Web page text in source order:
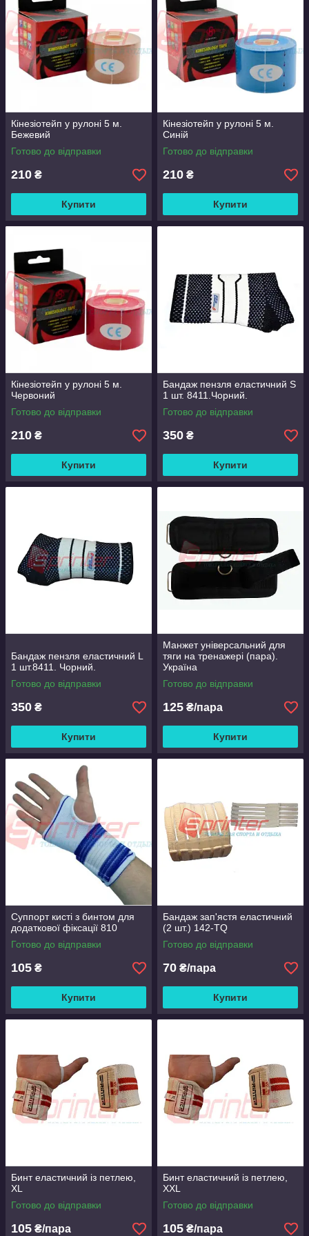
Кінезіотейп у рулоні 5 м.
Бежевий
Готово до відправки
210 ₴
Купити
Кінезіотейп у рулоні 5 м.
Синій
Готово до відправки
210 ₴
Купити
Кінезіотейп у рулоні 5 м.
Червоний
Готово до відправки
210 ₴
Купити
Бандаж пензля еластичний S
1 шт. 8411.Чорний.
Готово до відправки
350 ₴
Купити
Бандаж пензля еластичний L
1 шт.8411. Чорний.
Готово до відправки
350 ₴
Купити
Манжет універсальний для
тяги на тренажері (пара).
Україна
Готово до відправки
125 ₴/пара
Купити
Суппорт кисті з бинтом для
додаткової фіксації 810
Готово до відправки
105 ₴
Купити
Бандаж зап'ястя еластичний
(2 шт.) 142-TQ
Готово до відправки
70 ₴/пара
Купити
Бинт еластичний із петлею,
XL
Готово до відправки
105 ₴/пара
Бинт еластичний із петлею,
XXL
Готово до відправки
105 ₴/пара